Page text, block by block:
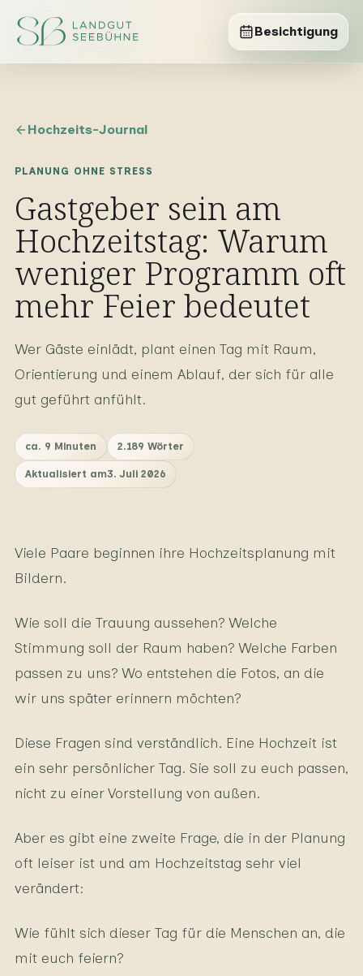
Besichtigung
Hochzeits-Journal
PLANUNG OHNE STRESS
Gastgeber sein am
Hochzeitstag: Warum
weniger Programm oft
mehr Feier bedeutet
Wer Gäste einlädt, plant einen Tag mit Raum,
Orientierung und einem Ablauf, der sich für alle
gut geführt anfühlt.
ca. 9 Minuten 2.189 Wörter
Aktualisiert am3. Juli 2026
Viele Paare beginnen ihre Hochzeitsplanung mit
Bildern.
Wie soll die Trauung aussehen? Welche
Stimmung soll der Raum haben? Welche Farben
passen zu uns? Wo entstehen die Fotos, an die
wir uns später erinnern möchten?
Diese Fragen sind verständlich. Eine Hochzeit ist
ein sehr persönlicher Tag. Sie soll zu euch passen,
nicht zu einer Vorstellung von außen.
Aber es gibt eine zweite Frage, die in der Planung
oft leiser ist und am Hochzeitstag sehr viel
verändert:
Wie fühlt sich dieser Tag für die Menschen an, die
mit euch feiern?